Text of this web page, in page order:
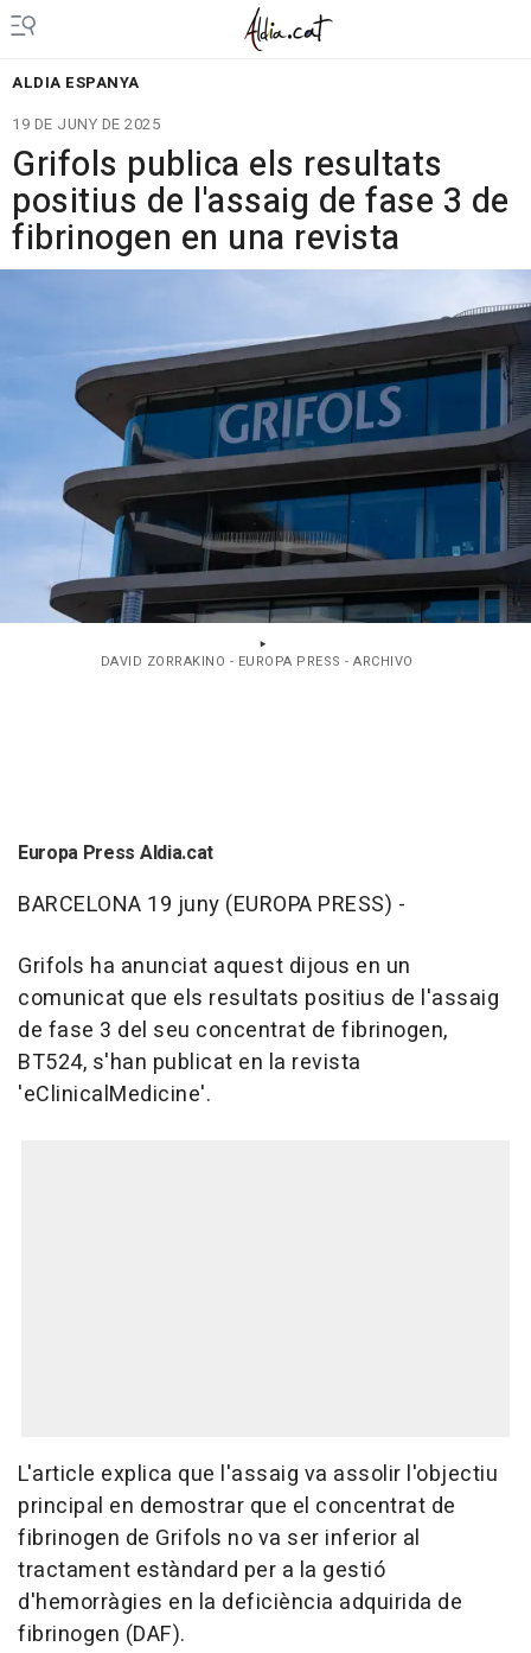
ALDIA ESPANYA
19 DE JUNY DE 2025
Grifols publica els resultats
positius de l'assaig de fase 3 de
fibrinogen en una revista
DAVID ZORRAKINO - EUROPA PRESS - ARCHIVO
Europa Press Aldia.cat
BARCELONA 19 juny (EUROPA PRESS) -
Grifols ha anunciat aquest dijous en un
comunicat que els resultats positius de l'assaig
de fase 3 del seu concentrat de fibrinogen,
BT524, s'han publicat en la revista
'eClinicalMedicine'.
L'article explica que l'assaig va assolir l'objectiu
principal en demostrar que el concentrat de
fibrinogen de Grifols no va ser inferior al
tractament estàndard per a la gestió
d'hemorràgies en la deficiència adquirida de
fibrinogen (DAF).